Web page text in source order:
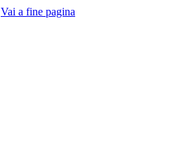
Vai a fine pagina